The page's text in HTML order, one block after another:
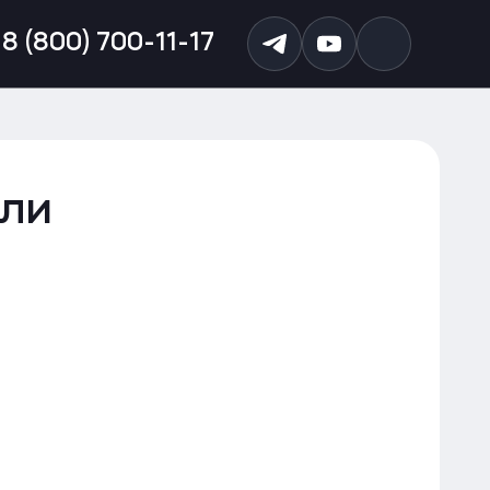
8 (800) 700-11-17